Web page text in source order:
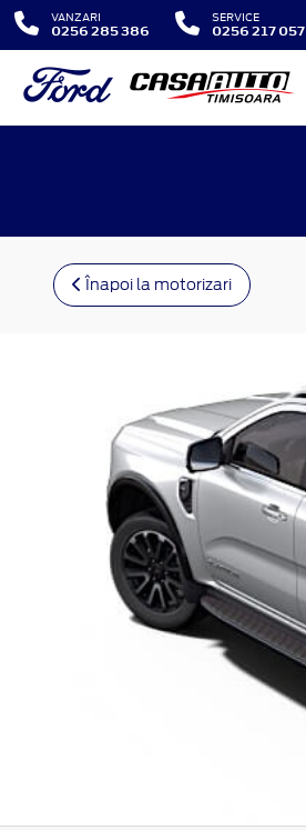
VANZARI
0256 285 386
SERVICE
0256 217 057
Înapoi la motorizari